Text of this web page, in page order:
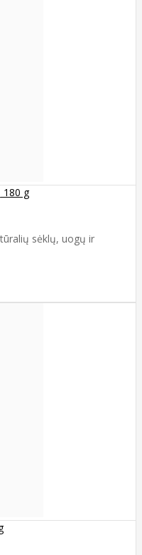
180 g
sėklų, uogų ir